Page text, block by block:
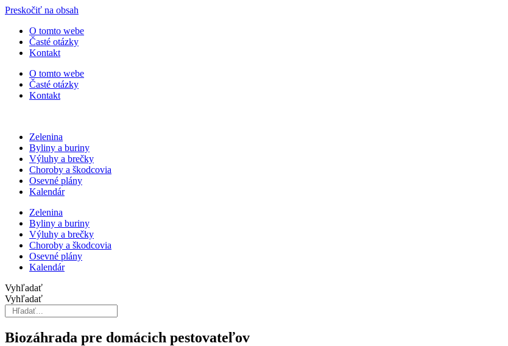
Preskočiť na obsah
O tomto webe
Časté otázky
Kontakt
O tomto webe
Časté otázky
Kontakt
Zelenina
Byliny a buriny
Výluhy a brečky
Choroby a škodcovia
Osevné plány
Kalendár
Zelenina
Byliny a buriny
Výluhy a brečky
Choroby a škodcovia
Osevné plány
Kalendár
Vyhľadať
Vyhľadať
Biozáhrada pre domácich pestovateľov